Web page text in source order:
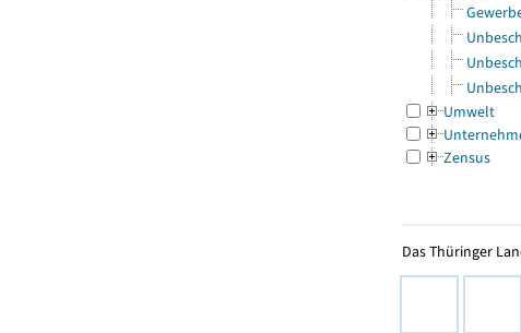
Umwelt
Zensus
Das Thüringer